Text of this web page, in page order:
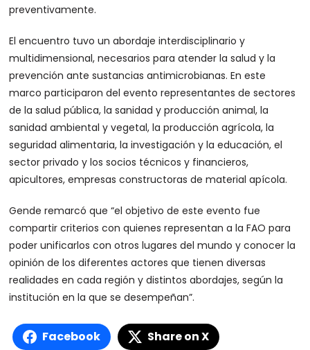
preventivamente.
El encuentro tuvo un abordaje interdisciplinario y
multidimensional, necesarios para atender la salud y la
prevención ante sustancias antimicrobianas. En este
marco participaron del evento representantes de sectores
de la salud pública, la sanidad y producción animal, la
sanidad ambiental y vegetal, la producción agrícola, la
seguridad alimentaria, la investigación y la educación, el
sector privado y los socios técnicos y financieros,
apicultores, empresas constructoras de material apícola.
Gende remarcó que “el objetivo de este evento fue
compartir criterios con quienes representan a la FAO para
poder unificarlos con otros lugares del mundo y conocer la
opinión de los diferentes actores que tienen diversas
realidades en cada región y distintos abordajes, según la
institución en la que se desempeñan”.
Facebook Share on X